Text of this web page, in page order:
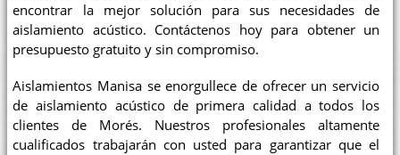
encontrar la mejor solución para sus necesidades de
aislamiento acústico. Contáctenos hoy para obtener un
presupuesto gratuito y sin compromiso.
Aislamientos Manisa se enorgullece de ofrecer un servicio
de aislamiento acústico de primera calidad a todos los
clientes de Morés. Nuestros profesionales altamente
cualificados trabajarán con usted para garantizar que el